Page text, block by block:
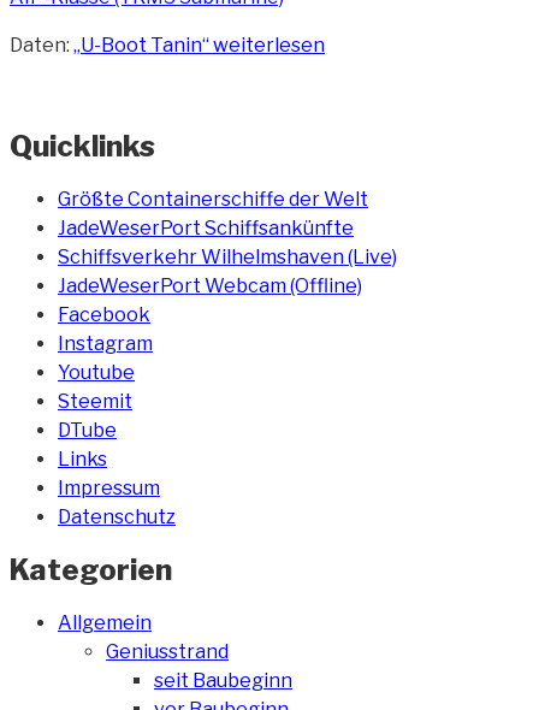
Daten: „U-Boot Tanin“weiterlesen
Quicklinks
Größte Containerschiffe der Welt
JadeWeserPort Schiffsankünfte
Schiffsverkehr Wilhelmshaven (Live)
JadeWeserPort Webcam (Offline)
Facebook
Instagram
Youtube
Steemit
DTube
Links
Impressum
Datenschutz
Kategorien
Allgemein
Geniusstrand
seit Baubeginn